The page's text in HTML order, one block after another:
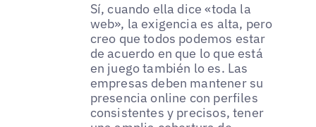
Sí, cuando ella dice «toda la
web», la exigencia es alta, pero
creo que todos podemos estar
de acuerdo en que lo que está
en juego también lo es. Las
empresas deben mantener su
presencia online con perfiles
consistentes y precisos, tener